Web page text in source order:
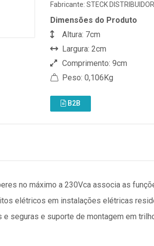
Fabricante: STECK
Dimensões do Produto
Altura: 7cm
Largura: 2cm
Comprimento: 9cm
Peso: 0,106Kg
B2B
no máximo a 230Vca associa as
elétricos em instalações elétricas
seguras e suporte de montagem em